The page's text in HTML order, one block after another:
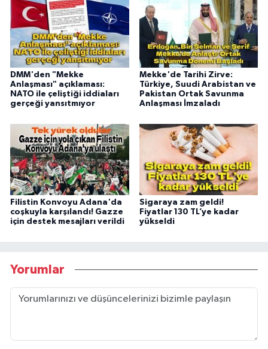
DMM'den "Mekke
Anlaşması" açıklaması:
NATO ile çeliştiği iddiaları
gerçeği yansıtmıyor
Mekke'de Tarihi Zirve:
Türkiye, Suudi Arabistan ve
Pakistan Ortak Savunma
Anlaşması İmzaladı
Filistin Konvoyu Adana'da
coşkuyla karşılandı! Gazze
için destek mesajları verildi
Sigaraya zam geldi!
Fiyatlar 130 TL’ye kadar
yükseldi
Yorumlar